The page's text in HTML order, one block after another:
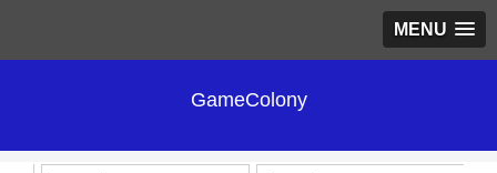
MENU
GameColony